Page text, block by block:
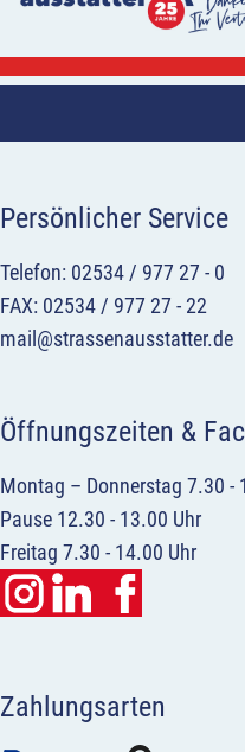
Persönlicher Service
Telefon: 02534 / 977 27 - 0
FAX: 02534 / 977 27 - 22
mail@strassenausstatter.de
Öffnungszeiten &
Montag – Donnerstag 7.30 -
Pause 12.30 - 13.00 Uhr
Freitag 7.30 - 14.00 Uhr
Zahlungsarten